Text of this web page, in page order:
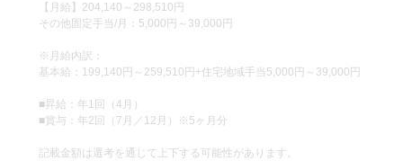
【月給】204,140～298,510円
その他固定手当/月：5,000円～39,000円
※月給内訳：
基本給：199,140円～259,510円+住宅地域手当5,000円～39,000円
■昇給：年1回（4月）
■賞与：年2回（7月／12月）※5ヶ月分
記載金額は選考を通じて上下する可能性があります。